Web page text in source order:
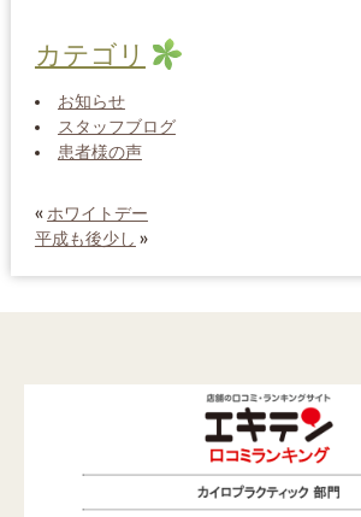
カテゴリ
お知らせ
スタッフブログ
患者様の声
« ホワイトデー
平成も後少し »